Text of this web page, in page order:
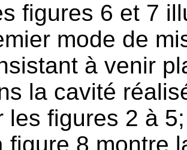
figures 6 et 7
mode de
à venir
la cavité
les figures 2 à 5;
figure 8 montre